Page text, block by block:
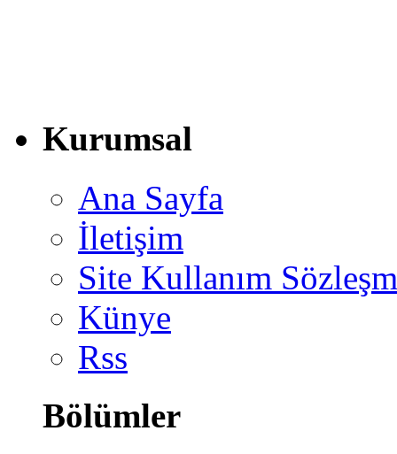
Kurumsal
Ana Sayfa
İletişim
Site Kullanım
Künye
Rss
Bölümler